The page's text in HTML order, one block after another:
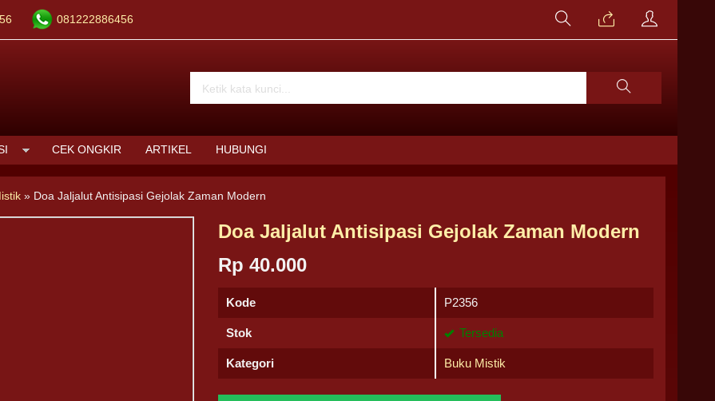
081222886456
CEK ONGKIR ARTIKEL HUBUNGI
» Doa Jaljalut Antisipasi Gejolak Zaman Modern
Doa Jaljalut Antisipasi Gejolak Zaman Modern
Rp 40.000
Kode P2356
Stok Tersedia
Kategori Buku Mistik